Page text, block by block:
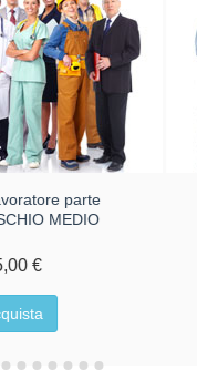
parte
MEDIO
€